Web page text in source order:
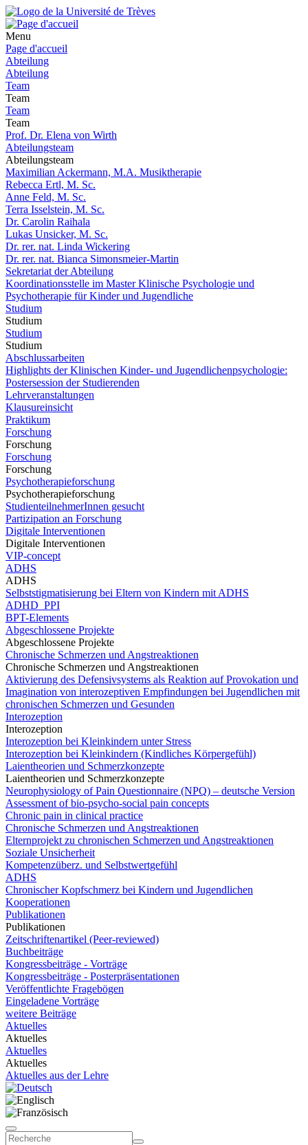
Menu
Page d'accueil
Abteilung
Abteilung
Team
Team
Team
Team
Prof. Dr. Elena von Wirth
Abteilungsteam
Abteilungsteam
Maximilian Ackermann, M.A. Musiktherapie
Rebecca Ertl, M. Sc.
Anne Feld, M. Sc.
Terra Isselstein, M. Sc.
Dr. Carolin Raihala
Lukas Unsicker, M. Sc.
Dr. rer. nat. Linda Wickering
Dr. rer. nat. Bianca Simonsmeier-Martin
Sekretariat der Abteilung
Koordinationsstelle im Master Klinische Psychologie und
Psychotherapie für Kinder und Jugendliche
Studium
Studium
Studium
Studium
Abschlussarbeiten
Highlights der Klinischen Kinder- und Jugendlichenpsychologie:
Postersession der Studierenden
Lehrveranstaltungen
Klausureinsicht
Praktikum
Forschung
Forschung
Forschung
Forschung
Psychotherapieforschung
Psychotherapieforschung
StudienteilnehmerInnen gesucht
Partizipation an Forschung
Digitale Interventionen
Digitale Interventionen
VIP-concept
ADHS
ADHS
Selbststigmatisierung bei Eltern von Kindern mit ADHS
ADHD_PPI
BPT-Elements
Abgeschlossene Projekte
Abgeschlossene Projekte
Chronische Schmerzen und Angstreaktionen
Chronische Schmerzen und Angstreaktionen
Aktivierung des Defensivsystems als Reaktion auf Provokation und
Imagination von interozeptiven Empfindungen bei Jugendlichen mit
chronischen Schmerzen und Gesunden
Interozeption
Interozeption
Interozeption bei Kleinkindern unter Stress
Interozeption bei Kleinkindern (Kindliches Körpergefühl)
Laientheorien und Schmerzkonzepte
Laientheorien und Schmerzkonzepte
Neurophysiology of Pain Questionnaire (NPQ) – deutsche Version
Assessment of bio-psycho-social pain concepts
Chronic pain in clinical practice
Chronische Schmerzen und Angstreaktionen
Elternprojekt zu chronischen Schmerzen und Angstreaktionen
Soziale Unsicherheit
Kompetenzüberz. und Selbstwertgefühl
ADHS
Chronischer Kopfschmerz bei Kindern und Jugendlichen
Kooperationen
Publikationen
Publikationen
Zeitschriftenartikel (Peer-reviewed)
Buchbeiträge
Kongressbeiträge - Vorträge
Kongressbeiträge - Posterpräsentationen
Veröffentlichte Fragebögen
Eingeladene Vorträge
weitere Beiträge
Aktuelles
Aktuelles
Aktuelles
Aktuelles
Aktuelles aus der Lehre